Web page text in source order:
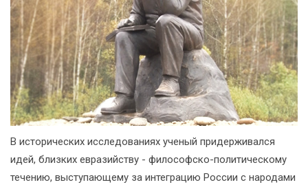
В исторических исследованиях ученый придерживался
идей, близких евразийству - философско-политическому
течению, выступающему за интеграцию России с народами